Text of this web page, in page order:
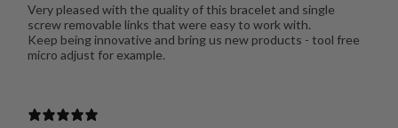
Very pleased with the quality of this bracelet and single
screw removable links that were easy to work with.
Keep being innovative and bring us new products - tool free
micro adjust for example.